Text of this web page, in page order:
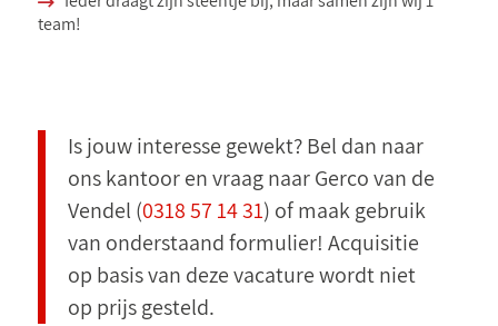
team!
Is jouw interesse gewekt? Bel dan naar
ons kantoor en vraag naar Gerco van de
Vendel (0318 57 14 31) of maak gebruik
van onderstaand formulier! Acquisitie
op basis van deze vacature wordt niet
op prijs gesteld.